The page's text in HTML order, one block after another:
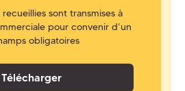
sont transmises à
pour convenir d’un
obligatoires